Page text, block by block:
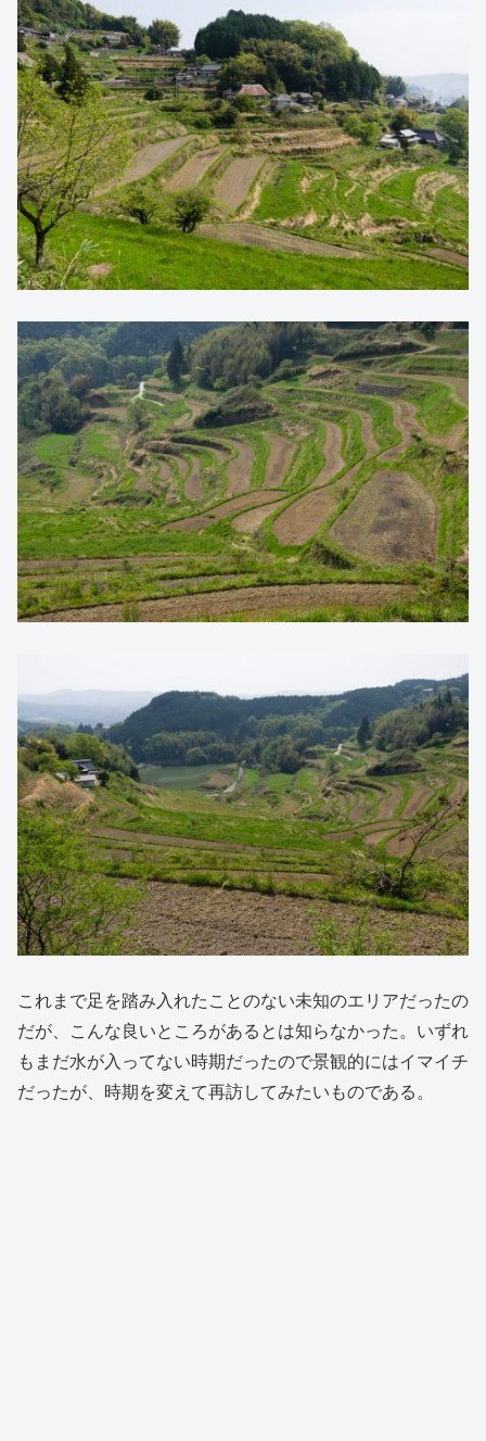
これまで足を踏み入れたことのない未知のエリアだったの
だが、こんな良いところがあるとは知らなかった。いずれ
もまだ水が入ってない時期だったので景観的にはイマイチ
だったが、時期を変えて再訪してみたいものである。